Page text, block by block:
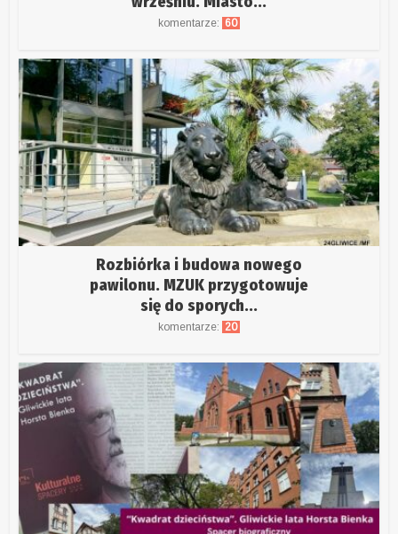
komentarze: 60
Rozbiórka i budowa nowego
pawilonu. MZUK przygotowuje
się do sporych...
komentarze: 20